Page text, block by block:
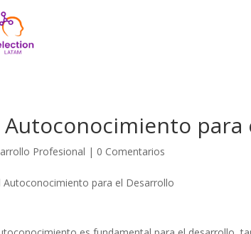
Autoconocimiento para
Profesional | 0 Comentarios